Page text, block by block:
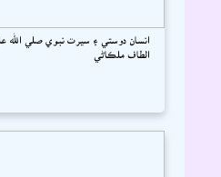
انسان دوستي ۽ سيرت نبوي صلي الله
الطاف ملڪاڻي